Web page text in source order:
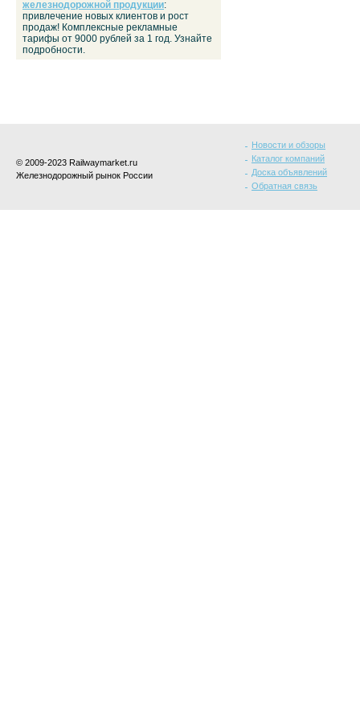
железнодорожной продукции:
привлечение новых клиентов и рост
продаж! Комплексные рекламные
тарифы от 9000 рублей за 1 год. Узнайте
подробности.
© 2009-2023 Railwaymarket.ru
Железнодорожный рынок России
Новости и обзоры
Каталог компаний
Доска объявлений
Обратная связь